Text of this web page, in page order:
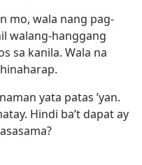
mo, wala nang pag-
walang-hanggang
sa kanila. Wala na
yata patas ’yan.
Hindi ba’t dapat ay